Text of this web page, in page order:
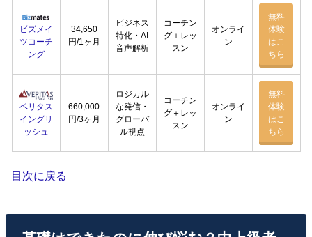
ビズメイ
ツコーチ
ング
34,650
円/1ヶ月
ビジネス
特化・AI
音声解析
コーチン
グ＋レッ
スン
オンライ
ン
無料
体験
はこ
ちら
ベリタス
イングリ
ッシュ
660,000
円/3ヶ月
ロジカル
な発信・
グローバ
ル視点
コーチン
グ＋レッ
スン
オンライ
ン
無料
体験
はこ
ちら
目次に戻る